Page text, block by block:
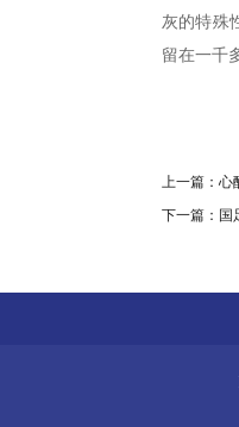
灰的特殊
留在一千
上一篇： 心
下一篇： 国